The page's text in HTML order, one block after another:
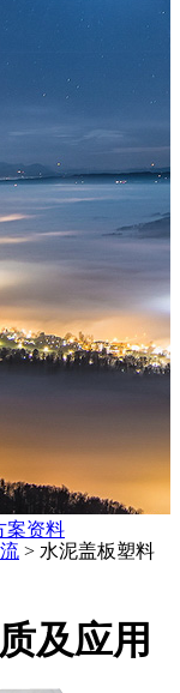
案资料
> 水泥盖板塑料
及应用